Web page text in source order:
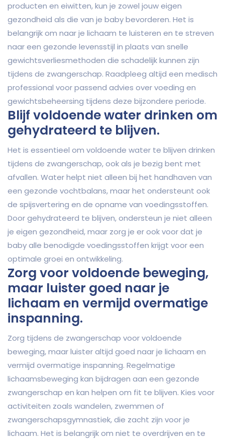
producten en eiwitten, kun je zowel jouw eigen
gezondheid als die van je baby bevorderen. Het is
belangrijk om naar je lichaam te luisteren en te streven
naar een gezonde levensstijl in plaats van snelle
gewichtsverliesmethoden die schadelijk kunnen zijn
tijdens de zwangerschap. Raadpleeg altijd een medisch
professional voor passend advies over voeding en
gewichtsbeheersing tijdens deze bijzondere periode.
Blijf voldoende water drinken om
gehydrateerd te blijven.
Het is essentieel om voldoende water te blijven drinken
tijdens de zwangerschap, ook als je bezig bent met
afvallen. Water helpt niet alleen bij het handhaven van
een gezonde vochtbalans, maar het ondersteunt ook
de spijsvertering en de opname van voedingsstoffen.
Door gehydrateerd te blijven, ondersteun je niet alleen
je eigen gezondheid, maar zorg je er ook voor dat je
baby alle benodigde voedingsstoffen krijgt voor een
optimale groei en ontwikkeling.
Zorg voor voldoende beweging,
maar luister goed naar je
lichaam en vermijd overmatige
inspanning.
Zorg tijdens de zwangerschap voor voldoende
beweging, maar luister altijd goed naar je lichaam en
vermijd overmatige inspanning. Regelmatige
lichaamsbeweging kan bijdragen aan een gezonde
zwangerschap en kan helpen om fit te blijven. Kies voor
activiteiten zoals wandelen, zwemmen of
zwangerschapsgymnastiek, die zacht zijn voor je
lichaam. Het is belangrijk om niet te overdrijven en te